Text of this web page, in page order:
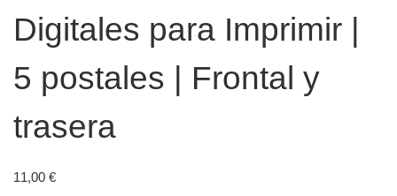
Digitales para Imprimir |
5 postales | Frontal y
trasera
11,00 €